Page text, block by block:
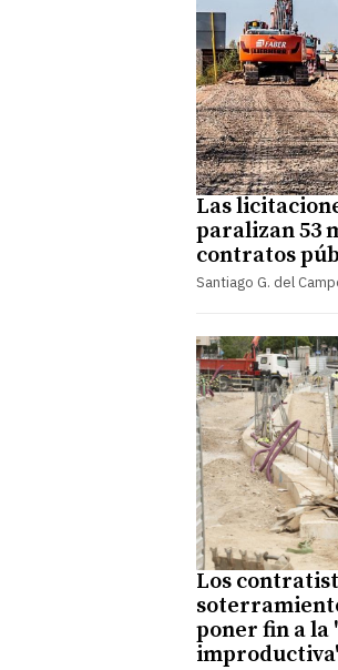
Las
paralizan 53
contratos
Santiago G. del
Los
poner fin a la